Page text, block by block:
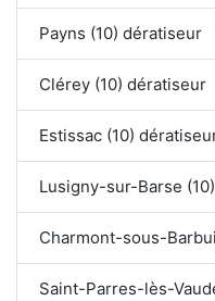
Payns (10) dératiseur
Clérey (10) dératiseur
Estissac (10)
Lusigny-sur-Barse
Charmont-sous-
Saint-Parres-lès-